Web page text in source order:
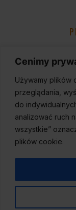
Cenimy
Używamy plików
przeglądania,
do
analizować ruch
wszystkie”
plików cookie.